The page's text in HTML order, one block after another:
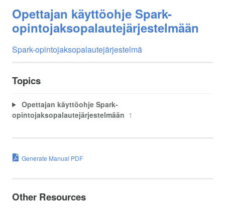
Opettajan käyttöohje Spark-
opintojaksopalautejärjestelmään
Spark-opintojaksopalautejärjestelmä
Topics
Opettajan käyttöohje Spark-
opintojaksopalautejärjestelmään 1
Generate Manual PDF
Other Resources